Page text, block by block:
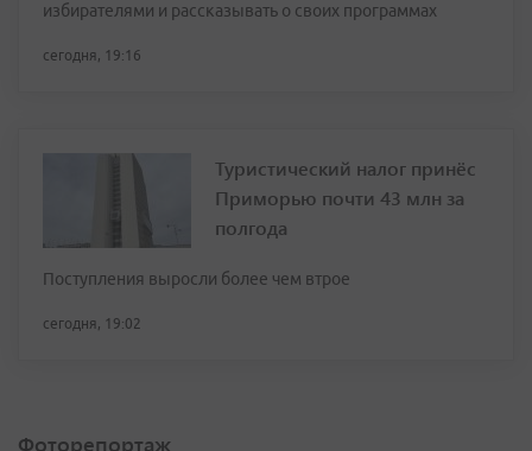
избирателями и рассказывать о своих программах
сегодня, 19:16
Туристический налог принёс
Приморью почти 43 млн за
полгода
Поступления выросли более чем втрое
сегодня, 19:02
Фоторепортаж